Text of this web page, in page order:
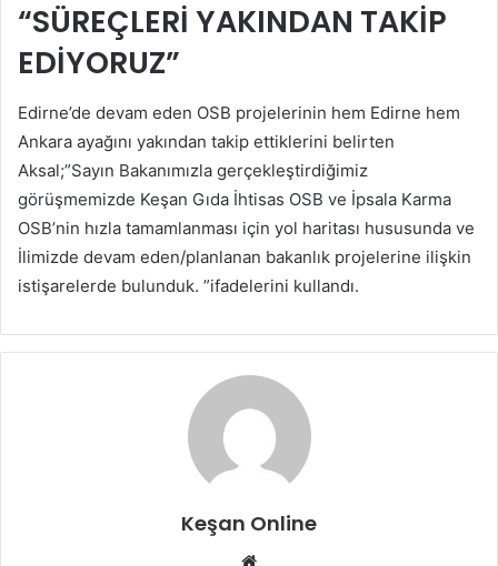
“SÜREÇLERİ YAKINDAN TAKİP
EDİYORUZ”
Edirne’de devam eden OSB projelerinin hem Edirne hem
Ankara ayağını yakından takip ettiklerini belirten
Aksal;”Sayın Bakanımızla gerçekleştirdiğimiz
görüşmemizde Keşan Gıda İhtisas OSB ve İpsala Karma
OSB’nin hızla tamamlanması için yol haritası hususunda ve
İlimizde devam eden/planlanan bakanlık projelerine ilişkin
istişarelerde bulunduk. ”ifadelerini kullandı.
Keşan Online
Web